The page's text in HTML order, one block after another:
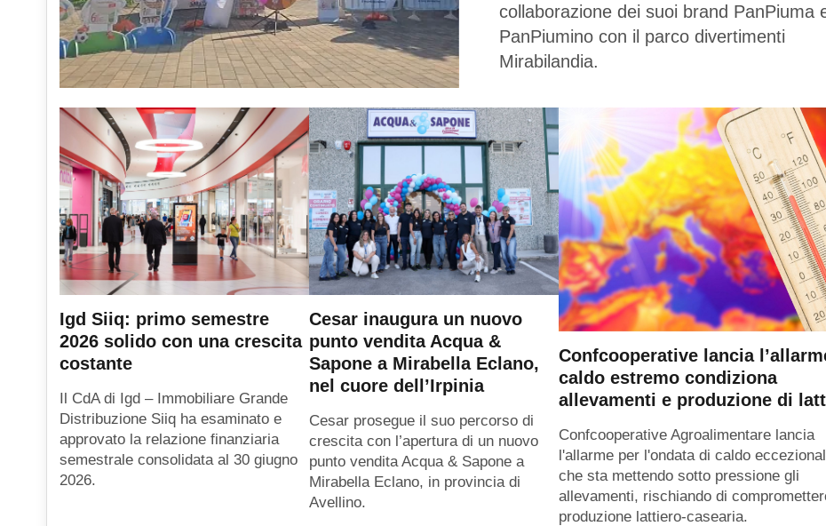
collaborazione dei suoi brand PanPiuma
PanPiumino con il parco divertimenti
Mirabilandia.
Igd Siiq: primo semestre
2026 solido con una crescita
costante
Il CdA di Igd – Immobiliare Grande
Distribuzione Siiq ha esaminato e
approvato la relazione finanziaria
semestrale consolidata al 30 giugno
2026.
Cesar inaugura un nuovo
punto vendita Acqua &
Sapone a Mirabella Eclano,
nel cuore dell’Irpinia
Cesar prosegue il suo percorso di
crescita con l’apertura di un nuovo
punto vendita Acqua & Sapone a
Mirabella Eclano, in provincia di
Avellino.
Confcooperative lancia
caldo estremo condiziona
allevamenti e produzione di
Confcooperative Agroalimentare lancia
l'allarme per l'ondata di caldo
che sta mettendo sotto pressione gli
allevamenti, rischiando di
produzione lattiero-casearia.